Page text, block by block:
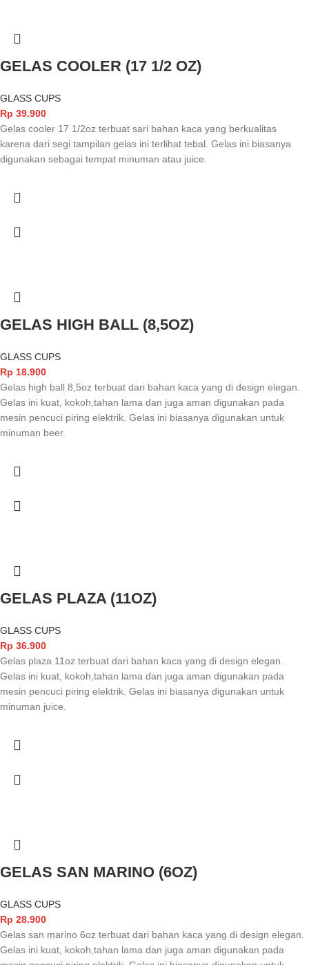
GELAS COOLER (17 1/2 OZ)
GLASS CUPS
Rp 39.900
Gelas cooler 17 1/2oz terbuat sari bahan kaca yang berkualitas
karena dari segi tampilan gelas ini terlihat tebal. Gelas ini biasanya
digunakan sebagai tempat minuman atau juice.
GELAS HIGH BALL (8,5OZ)
GLASS CUPS
Rp 18.900
Gelas high ball 8,5oz terbuat dari bahan kaca yang di design elegan.
Gelas ini kuat, kokoh,tahan lama dan juga aman digunakan pada
mesin pencuci piring elektrik. Gelas ini biasanya digunakan untuk
minuman beer.
GELAS PLAZA (11OZ)
GLASS CUPS
Rp 36.900
Gelas plaza 11oz terbuat dari bahan kaca yang di design elegan.
Gelas ini kuat, kokoh,tahan lama dan juga aman digunakan pada
mesin pencuci piring elektrik. Gelas ini biasanya digunakan untuk
minuman juice.
GELAS SAN MARINO (6OZ)
GLASS CUPS
Rp 28.900
Gelas san marino 6oz terbuat dari bahan kaca yang di design elegan.
Gelas ini kuat, kokoh,tahan lama dan juga aman digunakan pada